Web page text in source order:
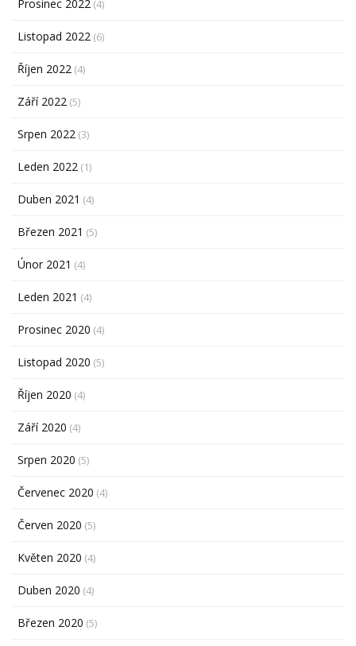
Prosinec 2022 (4)
Listopad 2022 (6)
Říjen 2022 (4)
Září 2022 (5)
Srpen 2022 (3)
Leden 2022 (1)
Duben 2021 (4)
Březen 2021 (5)
Únor 2021 (4)
Leden 2021 (4)
Prosinec 2020 (4)
Listopad 2020 (5)
Říjen 2020 (4)
Září 2020 (4)
Srpen 2020 (5)
Červenec 2020 (4)
Červen 2020 (5)
Květen 2020 (4)
Duben 2020 (4)
Březen 2020 (5)